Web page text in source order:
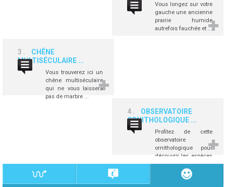
Vous longez sur votre
gauche une ancienne
prairie humide
autrefois fauchée et ...
3
CHÊNE
MULTISÉCULAIRE ...
Vous trouverez ici un
chêne multiséculaire
qui ne vous laissera
pas de marbre ...
4
OBSERVATOIRE
ORNITHOLOGIQUE ...
Profitez de cette
observatoire
ornithologique pour
découvrir les espèces
locales ...